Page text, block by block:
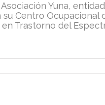
Yuna,
Centro
Trastorno del